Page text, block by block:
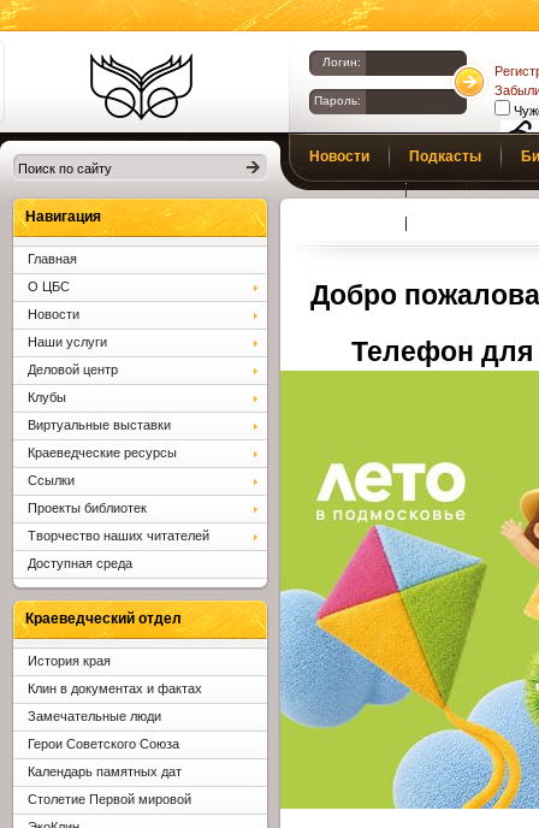
Библиотеки
Клина. Клинская
ЦБС.
Логин:
Пароль:
Новости Подкасты
Добро
Телефон для
Навигация
Главная
О ЦБС
Новости
Наши услуги
Деловой центр
Клубы
Виртуальные выставки
Краеведческие ресурсы
Ссылки
Проекты библиотек
Творчество наших читателей
Доступная среда
Краеведческий отдел
История края
Клин в документах и фактах
Замечательные люди
Герои Советского Союза
Календарь памятных дат
Столетие Первой мировой